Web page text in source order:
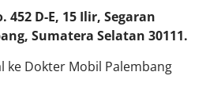
452 D-E, 15 Ilir, Segaran
Sumatera Selatan 30111.
ke Dokter Mobil Palembang